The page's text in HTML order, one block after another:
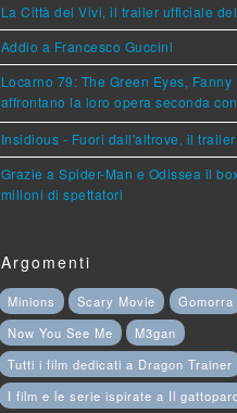
La Città dei Vivi, il trailer ufficiale
Addio a Francesco Guccini
Locarno 79: The Green Eyes,
affrontano la loro opera seconda
Insidious - Fuori dall'altrove, il
Grazie a Spider-Man e Odissea il
milioni di spettatori
Argomenti
Minions Scary Movie Gomorra
Now You See Me
M3gan
Tutti i film dedicati a Dragon Trainer
I film e le serie ispirate a Il